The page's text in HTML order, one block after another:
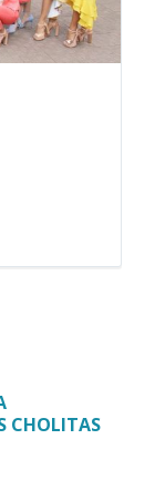
CHOLITAS